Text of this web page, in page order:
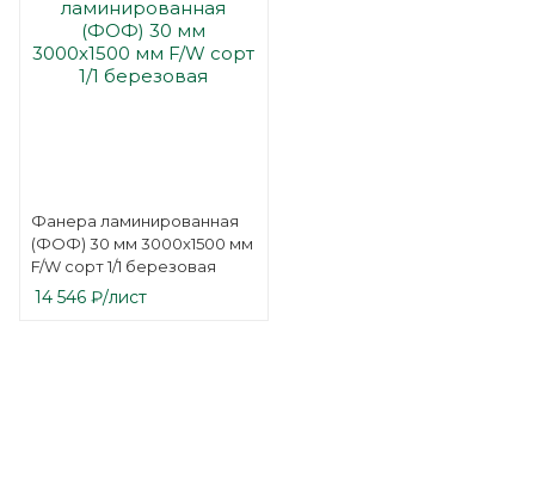
Фанера ламинированная
(ФОФ) 30 мм 3000х1500 мм
F/W сорт 1/1 березовая
14 546 ₽/лист